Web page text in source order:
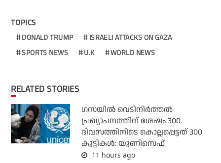
TOPICS
DONALD TRUMP
ISRAELI ATTACKS ON GAZA
SPORTS NEWS
U.K WORLD NEWS
RELATED STORIES
ഗസയില്‍ വെടിനിര്‍ത്തല്‍
പ്രഖ്യാപനത്തിന് ശേഷം 300
ദിവസത്തിനിടെ കൊല്ലപ്പെട്ടത് 300
കുട്ടികള്‍: യുണിസെഫ്
11 hours ago